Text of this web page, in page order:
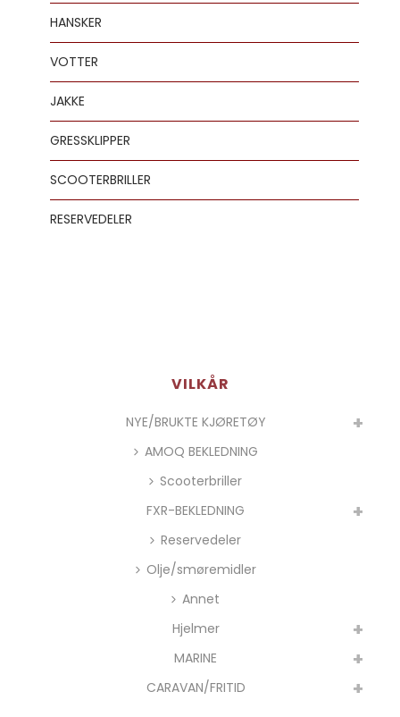
HANSKER
VOTTER
JAKKE
GRESSKLIPPER
SCOOTERBRILLER
RESERVEDELER
VILKÅR
NYE/BRUKTE KJØRETØY
AMOQ BEKLEDNING
Scooterbriller
FXR-BEKLEDNING
Reservedeler
Olje/smøremidler
Annet
Hjelmer
MARINE
CARAVAN/FRITID